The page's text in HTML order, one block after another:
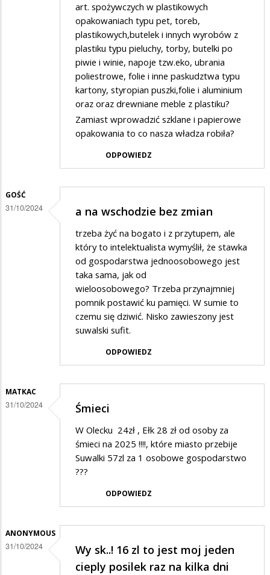
art. spożywczych w plastikowych
opakowaniach typu pet, toreb,
plastikowych,butelek i innych wyrobów z
plastiku typu pieluchy, torby, butelki po
piwie i winie, napoje tzw.eko, ubrania
poliestrowe, folie i inne paskudztwa typu
kartony, styropian puszki,folie i aluminium
oraz oraz drewniane meble z plastiku?
Zamiast wprowadzić szklane i papierowe
opakowania to co nasza władza robiła?
ODPOWIEDZ
GOŚĆ
31/10/2024 a na wschodzie bez zmian
trzeba żyć na bogato i z przytupem, ale
który to intelektualista wymyślił, że stawka
od gospodarstwa jednoosobowego jest
taka sama, jak od
wieloosobowego? Trzeba przynajmniej
pomnik postawić ku pamięci. W sumie to
czemu się dziwić. Nisko zawieszony jest
suwalski sufit.
ODPOWIEDZ
MATKAC
31/10/2024 Śmieci
W Olecku 24zł , Ełk 28 zł od osoby za
śmieci na 2025 !!!!, które miasto przebije
Suwalki 57zl za 1 osobowe gospodarstwo
???
ODPOWIEDZ
ANONYMOUS
31/10/2024
Wy sk..! 16 zl to jest moj jeden
cieply posilek raz na kilka dni